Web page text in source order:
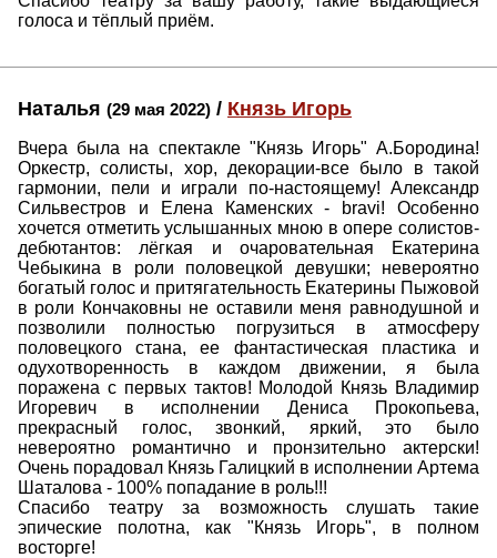
голоса и тёплый приём.
Наталья (29 мая 2022) / Князь Игорь
Вчера была на спектакле "Князь Игорь" А.Бородина!
Оркестр, солисты, хор, декорации-все было в такой
гармонии, пели и играли по-настоящему! Александр
Сильвестров и Елена Каменских - bravi! Особенно
хочется отметить услышанных мною в опере солистов-
дебютантов: лёгкая и очаровательная Екатерина
Чебыкина в роли половецкой девушки; невероятно
богатый голос и притягательность Екатерины Пыжовой
в роли Кончаковны не оставили меня равнодушной и
позволили полностью погрузиться в атмосферу
половецкого стана, ее фантастическая пластика и
одухотворенность в каждом движении, я была
поражена с первых тактов! Молодой Князь Владимир
Игоревич в исполнении Дениса Прокопьева,
прекрасный голос, звонкий, яркий, это было
невероятно романтично и пронзительно актерски!
Очень порадовал Князь Галицкий в исполнении Артема
Шаталова - 100% попадание в роль!!!
Спасибо театру за возможность слушать такие
эпические полотна, как "Князь Игорь", в полном
восторге!